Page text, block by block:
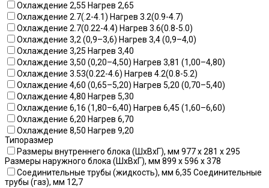
Охлаждение 2,55 Нагрев 2,65
Охлаждение 2.7(.2-4.1) Нагрев 3.2(0.9-4.7)
Охлаждение 2.7(0.22-4.4) Нагрев 3.6(0.8-5.0)
Охлаждение 3,2 (0,9–3,6) Нагрев 3,4 (0,9–4,0)
Охлаждение 3,25 Нагрев 3,40
Охлаждение 3,50 (0,20–4,50) Нагрев 3,81 (1,00–4,80)
Охлаждение 3.53(0.22-4.6) Нагрев 4.2(0.8-5.2)
Охлаждение 4,60 (0,65–5,20) Нагрев 5,20 (0,70–5,40)
Охлаждение 4,80 Нагрев 5,30
Охлаждение 6,16 (1,80–6,40) Нагрев 6,45 (1,60–6,60)
Охлаждение 6,20 Нагрев 6,70
Охлаждение 8,50 Нагрев 9,20
Типоразмер
Размеры внутреннего блока (ШхВхГ), мм 977 x 281 x 295
Размеры наружного блока (ШхВхГ), мм 899 x 596 x 378
Соединительные трубы (жидкость), мм 6,35 Соединительные
трубы (газ), мм 12,7